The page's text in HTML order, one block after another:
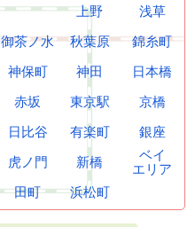
上野
浅草
御茶ノ水 秋葉原
錦糸町
神保町 神田
日本橋
赤坂 東京駅
京橋
日比谷 有楽町
銀座
虎ノ門 新橋
ベイ
エリア
田町 浜松町